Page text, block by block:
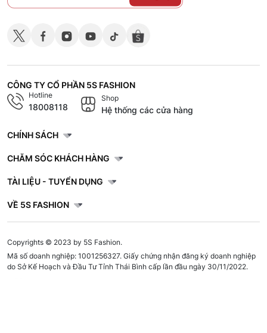
CÔNG TY CỔ PHẦN 5S FASHION
Hotline
18008118
Shop
Hệ thống các cửa hàng
CHÍNH SÁCH
CHĂM SÓC KHÁCH HÀNG
TÀI LIỆU - TUYỂN DỤNG
VỀ 5S FASHION
Copyrights © 2023 by 5S Fashion.
Mã số doanh nghiệp: 1001256327. Giấy chứng nhận đăng ký doanh nghiệp
do Sở Kế Hoạch và Đầu Tư Tỉnh Thái Bình cấp lần đầu ngày 30/11/2022.